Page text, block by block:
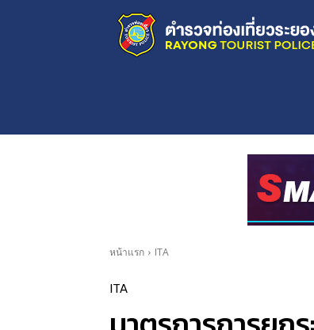
หน้าแรก ITA
ITA